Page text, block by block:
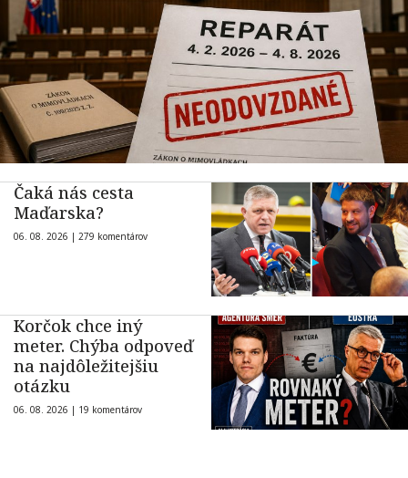
Čaká nás cesta
Maďarska?
06. 08. 2026 | 279 komentárov
Korčok chce iný
meter. Chýba odpoveď
na najdôležitejšiu
otázku
06. 08. 2026 | 19 komentárov